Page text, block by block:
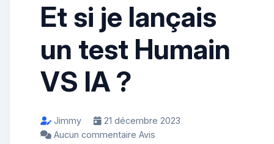
Et si je lançais
un test Humain
VS IA ?
Jimmy
21 décembre 2023
Aucun commentaire Avis